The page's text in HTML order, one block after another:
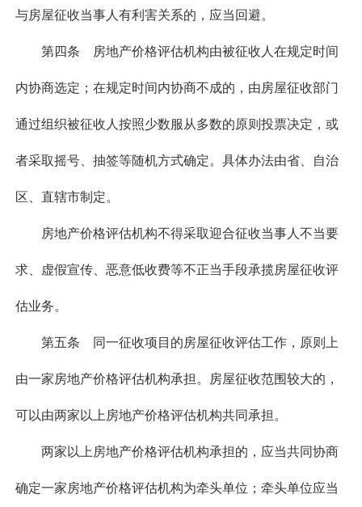
与房屋征收当事人有利害关系的，应当回避。
第四条 房地产价格评估机构由被征收人在规定时间
内协商选定；在规定时间内协商不成的，由房屋征收部门
通过组织被征收人按照少数服从多数的原则投票决定，或
者采取摇号、抽签等随机方式确定。具体办法由省、自治
区、直辖市制定。
房地产价格评估机构不得采取迎合征收当事人不当要
求、虚假宣传、恶意低收费等不正当手段承揽房屋征收评
估业务。
第五条 同一征收项目的房屋征收评估工作，原则上
由一家房地产价格评估机构承担。房屋征收范围较大的，
可以由两家以上房地产价格评估机构共同承担。
两家以上房地产价格评估机构承担的，应当共同协商
确定一家房地产价格评估机构为牵头单位；牵头单位应当